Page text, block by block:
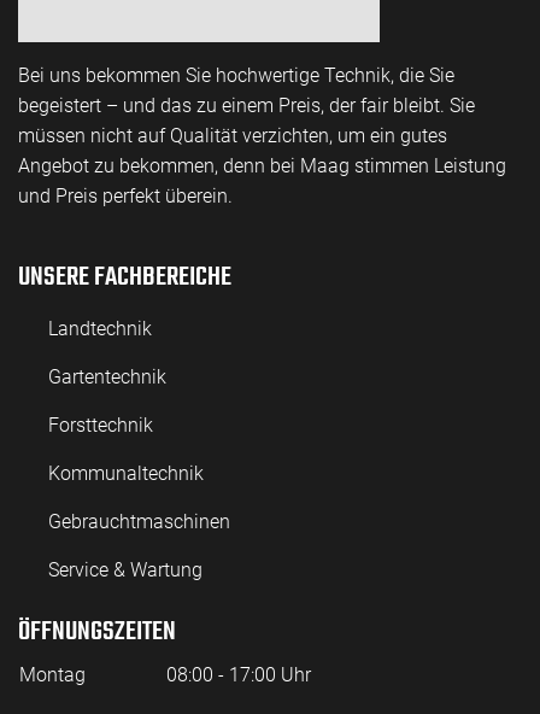
Bei uns bekommen Sie hochwertige Technik, die Sie
begeistert – und das zu einem Preis, der fair bleibt. Sie
müssen nicht auf Qualität verzichten, um ein gutes
Angebot zu bekommen, denn bei Maag stimmen Leistung
und Preis perfekt überein.
UNSERE FACHBEREICHE
Landtechnik
Gartentechnik
Forsttechnik
Kommunaltechnik
Gebrauchtmaschinen
Service & Wartung
ÖFFNUNGSZEITEN
Montag 08:00 - 17:00 Uhr